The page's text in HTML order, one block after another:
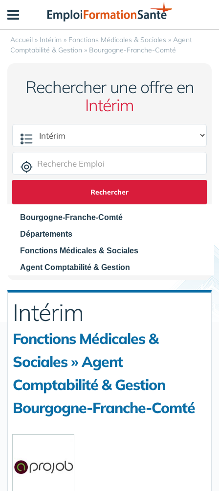
Accueil » Intérim » Fonctions Médicales & Sociales » Agent
Comptabilité & Gestion » Bourgogne-Franche-Comté
Rechercher une offre en
Intérim
Rechercher
Bourgogne-Franche-Comté
Départements
Fonctions Médicales & Sociales
Agent Comptabilité & Gestion
Intérim
Fonctions Médicales &
Sociales » Agent
Comptabilité & Gestion
Bourgogne-Franche-Comté